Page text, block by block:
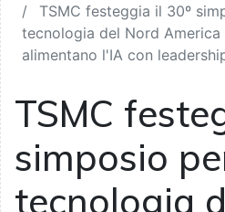
TSMC festeggia il 30º
tecnologia del Nord
alimentano l'IA con
TSMC
simposio
tecnologia